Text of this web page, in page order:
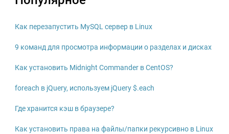
Как перезапустить MySQL сервер в Linux
9 команд для просмотра информации о разделах и дисках
Как установить Midnight Commander в CentOS?
foreach в jQuery, используем jQuery $.each
Где хранится кэш в браузере?
Как установить права на файлы/папки рекурсивно в Linux